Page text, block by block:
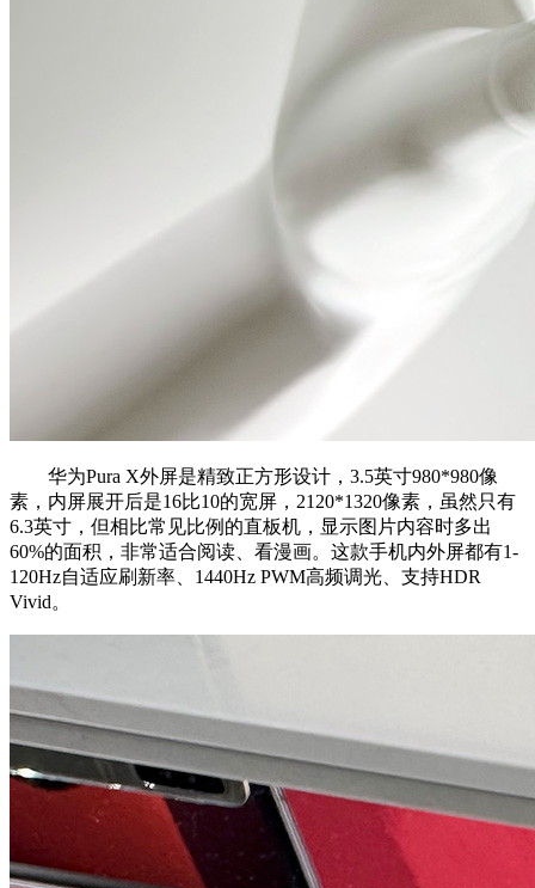
华为Pura X外屏是精致正方形设计，3.5英寸980*980像
素，内屏展开后是16比10的宽屏，2120*1320像素，虽然只有
6.3英寸，但相比常见比例的直板机，显示图片内容时多出
60%的面积，非常适合阅读、看漫画。这款手机内外屏都有1-
120Hz自适应刷新率、1440Hz PWM高频调光、支持HDR
Vivid。